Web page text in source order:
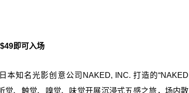
即可入场
知名光影创意公司NAKED, INC. 打造的“NAKED
觉、触觉、嗅觉、味觉开展沉浸式五感之旅，场内散